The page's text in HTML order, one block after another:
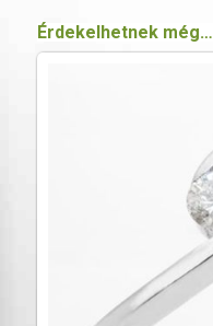
Érdekelhetnek még…